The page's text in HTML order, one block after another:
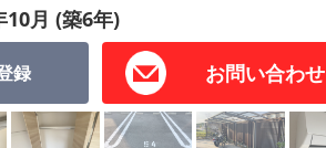
録 お問い合わせ
10月 (築6年)